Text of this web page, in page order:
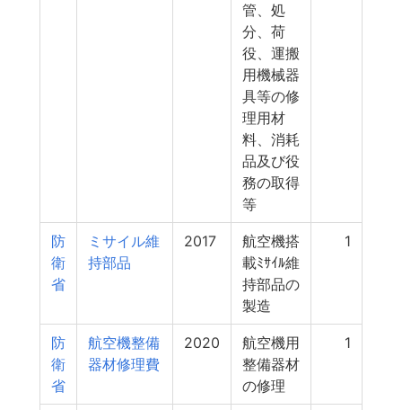
管、処
分、荷
役、運搬
用機械器
具等の修
理用材
料、消耗
品及び役
務の取得
等
防
衛
省
ミサイル維
持部品
2017
航空機搭
載ﾐｻｲﾙ維
持部品の
製造
1
防
衛
省
航空機整備
器材修理費
2020
航空機用
整備器材
の修理
1